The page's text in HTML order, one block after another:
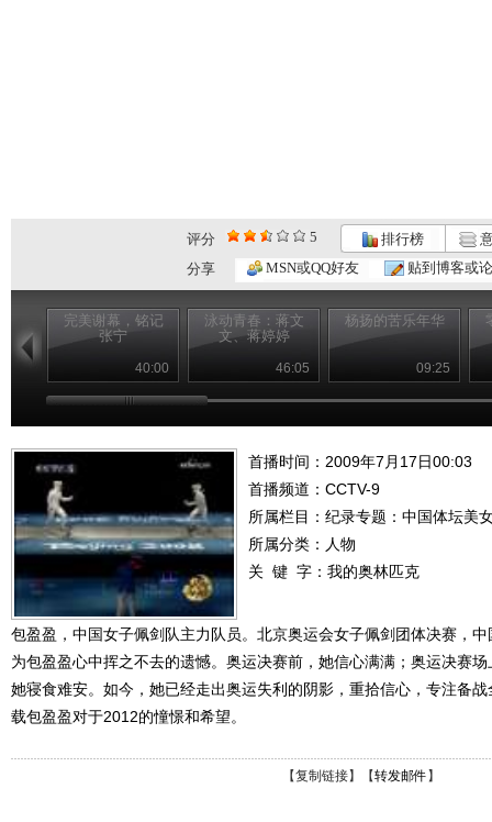
评分 5 排行榜
分享
MSN或QQ好友 贴到博客或
完美谢幕，铭记
张宁
40:00
泳动青春：蒋文
文、蒋婷婷
46:05
杨扬的苦乐年华
09:25
首播时间：2009年7月17日00:03
首播频道： CCTV-9
所属栏目： 纪录专题：中国体坛美
所属分类：人物
关 键 字： 我的奥林匹克
包盈盈，中国女子佩剑队主力队员。北京奥运会女子佩剑团体决赛，
为包盈盈心中挥之不去的遗憾。奥运决赛前，她信心满满；奥运决赛
她寝食难安。如今，她已经走出奥运失利的阴影，重拾信心，专注备
载包盈盈对于2012的憧憬和希望。
【复制链接】【转发邮件 】